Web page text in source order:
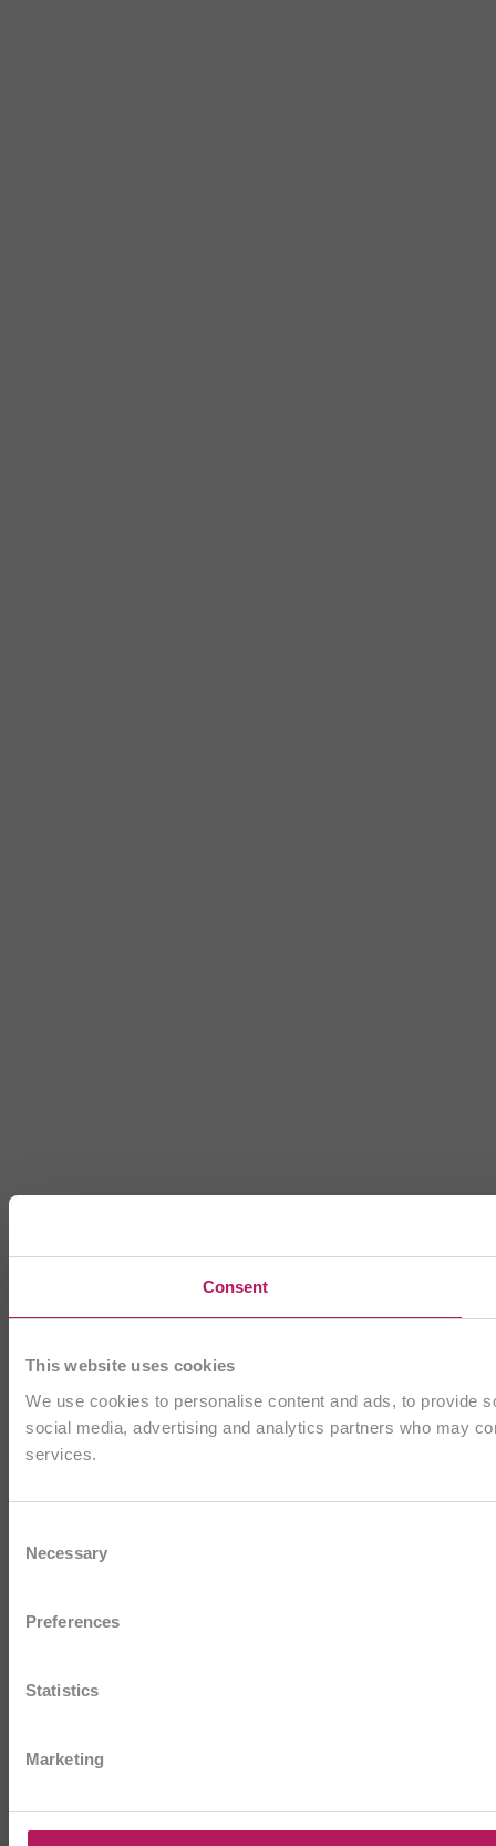
Consent
This website uses cookies
We use cookies to personalise content and ads, to provide
social media, advertising and analytics partners who may
services.
Selection
Necessary
Preferences
Statistics
Marketing